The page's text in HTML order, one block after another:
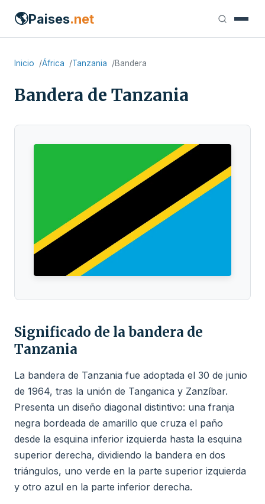
🌎Paises.net
Inicio África Tanzania Bandera
Bandera de Tanzania
Significado de la bandera de
Tanzania
La bandera de Tanzania fue adoptada el 30 de junio
de 1964, tras la unión de Tanganica y Zanzíbar.
Presenta un diseño diagonal distintivo: una franja
negra bordeada de amarillo que cruza el paño
desde la esquina inferior izquierda hasta la esquina
superior derecha, dividiendo la bandera en dos
triángulos, uno verde en la parte superior izquierda
y otro azul en la parte inferior derecha.